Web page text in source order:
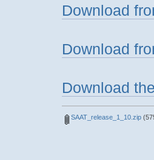
Download
Download
Download
SAAT_release_1_10.zip